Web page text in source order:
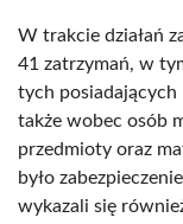
W trakcie działań
41 zatrzymań, w
tych
także wobec osób
przedmioty oraz
było
wykazali się